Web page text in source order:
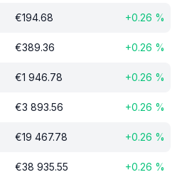
€194.68 +0.26 %
€389.36 +0.26 %
€1 946.78 +0.26 %
€3 893.56 +0.26 %
€19 467.78 +0.26 %
€38 935.55 +0.26 %